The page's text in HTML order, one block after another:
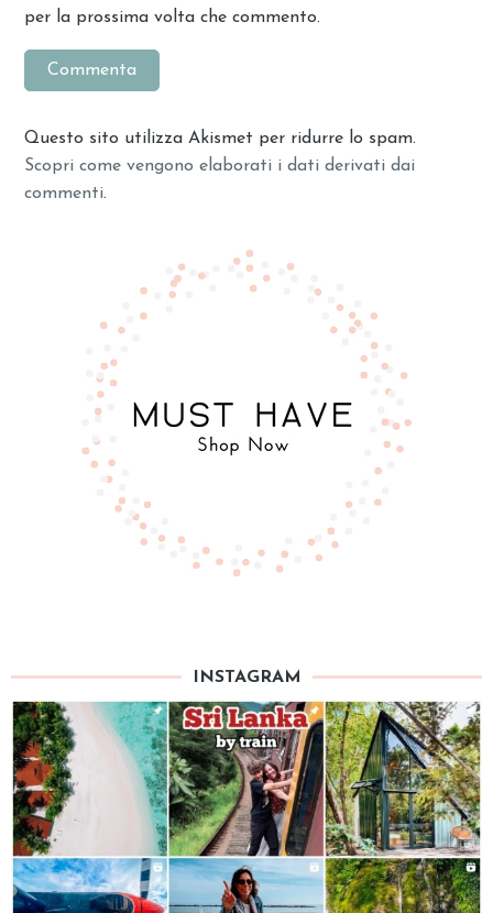
per la prossima volta che commento.
Questo sito utilizza Akismet per ridurre lo spam.
Scopri come vengono elaborati i dati derivati dai
commenti.
INSTAGRAM